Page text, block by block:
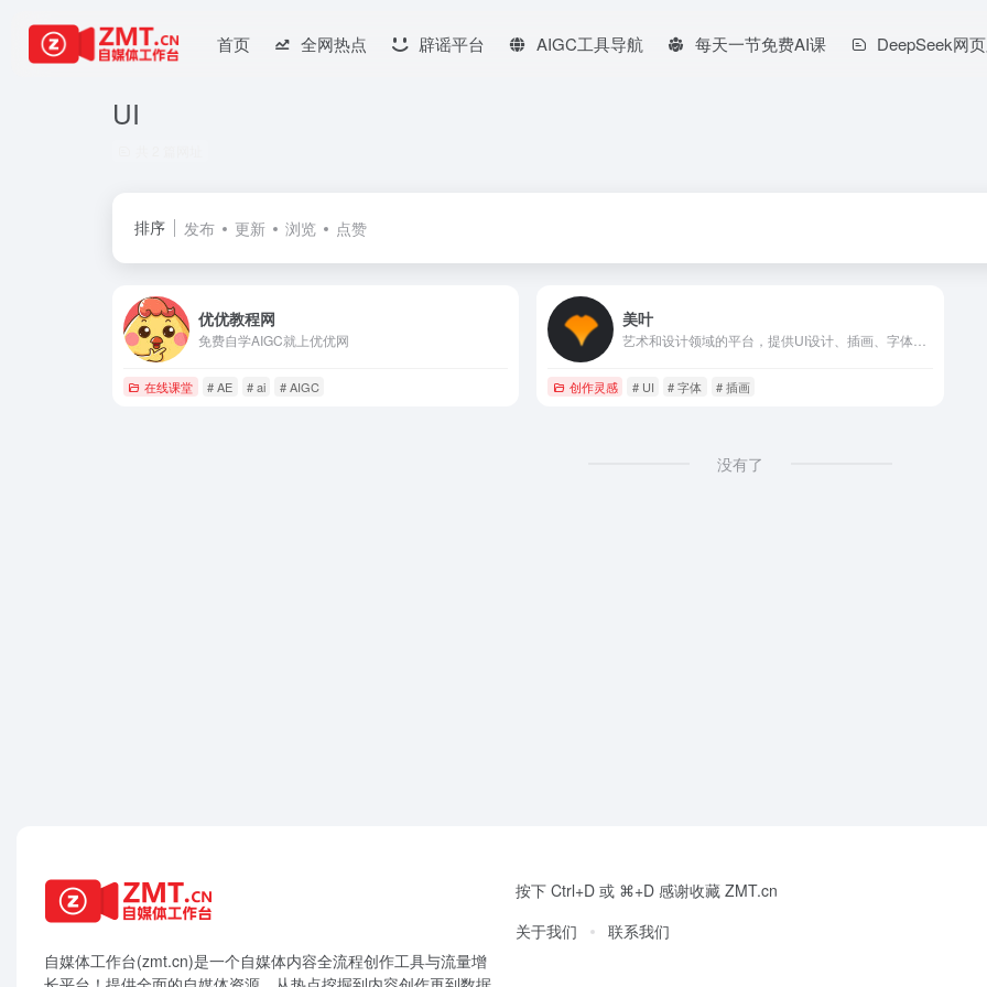
首页 全网热点 辟谣平台 AIGC工具导航 每天一节免费AI课 DeepSeek网
UI
排序 发布 更新 浏览 点赞
优优教程网
免费自学AIGC就上优优网
在线课堂 # AE # ai # AIGC
美叶
创作灵感 # UI # 字体 # 插画
没有了
自媒体工作台(zmt.cn)是一个自媒体内容全流程创作工具与流量增
按下 Ctrl+D 或 ⌘+D 感谢收藏 ZMT.cn
关于我们
联系我们